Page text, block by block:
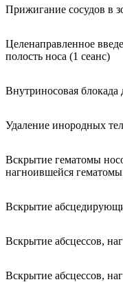
Прижигание сосудов в
Целенаправленное
полость носа (1 сеанс)
Внутриносовая блокада
Удаление инородных
Вскрытие гематомы
нагноившейся гематомы
Вскрытие
Вскрытие абсцессов,
Вскрытие абсцессов,